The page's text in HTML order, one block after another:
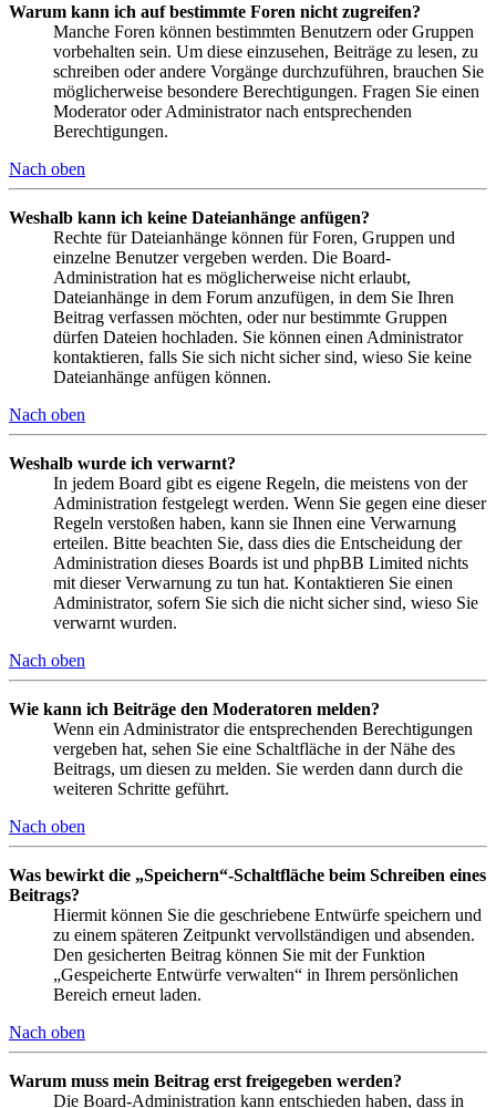
Warum kann ich auf bestimmte Foren nicht zugreifen?
Manche Foren können bestimmten Benutzern oder Gruppen
vorbehalten sein. Um diese einzusehen, Beiträge zu lesen, zu
schreiben oder andere Vorgänge durchzuführen, brauchen Sie
möglicherweise besondere Berechtigungen. Fragen Sie einen
Moderator oder Administrator nach entsprechenden
Berechtigungen.
Nach oben
Weshalb kann ich keine Dateianhänge anfügen?
Rechte für Dateianhänge können für Foren, Gruppen und
einzelne Benutzer vergeben werden. Die Board-
Administration hat es möglicherweise nicht erlaubt,
Dateianhänge in dem Forum anzufügen, in dem Sie Ihren
Beitrag verfassen möchten, oder nur bestimmte Gruppen
dürfen Dateien hochladen. Sie können einen Administrator
kontaktieren, falls Sie sich nicht sicher sind, wieso Sie keine
Dateianhänge anfügen können.
Nach oben
Weshalb wurde ich verwarnt?
In jedem Board gibt es eigene Regeln, die meistens von der
Administration festgelegt werden. Wenn Sie gegen eine dieser
Regeln verstoßen haben, kann sie Ihnen eine Verwarnung
erteilen. Bitte beachten Sie, dass dies die Entscheidung der
Administration dieses Boards ist und phpBB Limited nichts
mit dieser Verwarnung zu tun hat. Kontaktieren Sie einen
Administrator, sofern Sie sich die nicht sicher sind, wieso Sie
verwarnt wurden.
Nach oben
Wie kann ich Beiträge den Moderatoren melden?
Wenn ein Administrator die entsprechenden Berechtigungen
vergeben hat, sehen Sie eine Schaltfläche in der Nähe des
Beitrags, um diesen zu melden. Sie werden dann durch die
weiteren Schritte geführt.
Nach oben
Was bewirkt die „Speichern“-Schaltfläche beim Schreiben eines
Beitrags?
Hiermit können Sie die geschriebene Entwürfe speichern und
zu einem späteren Zeitpunkt vervollständigen und absenden.
Den gesicherten Beitrag können Sie mit der Funktion
„Gespeicherte Entwürfe verwalten“ in Ihrem persönlichen
Bereich erneut laden.
Nach oben
Warum muss mein Beitrag erst freigegeben werden?
Die Board-Administration kann entschieden haben, dass in